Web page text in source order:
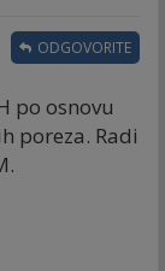
po osnovu
poreza. Radi
ODGOVORITE